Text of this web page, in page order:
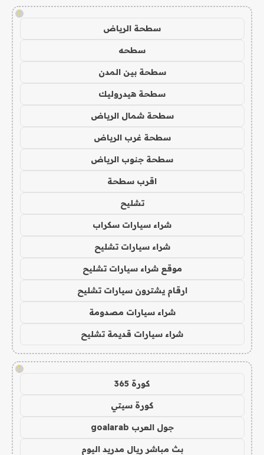
!
سطحة الرياض
سطحه
سطحة بين المدن
سطحة هيدروليك
سطحة شمال الرياض
سطحة غرب الرياض
سطحة جنوب الرياض
اقرب سطحة
تشليح
شراء سيارات سكراب
شراء سيارات تشليح
موقع شراء سيارات تشليح
ارقام يشترون سيارات تشليح
شراء سيارات مصدومة
شراء سيارات قديمة تشليح
!
كورة 365
كورة سيتي
جول العرب goalarab
بث مباشر ريال مدريد اليوم